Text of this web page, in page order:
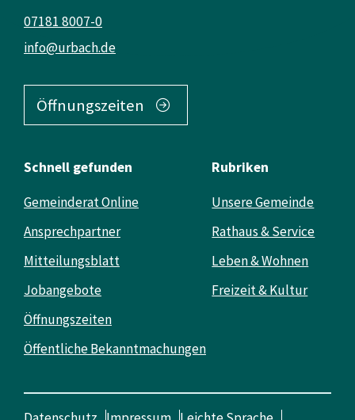
info@urbach.de
07181 8007-0
Öffnungszeiten
Schnell gefunden
Gemeinderat Online
Ansprechpartner
Mitteilungsblatt
Jobangebote
Öffnungszeiten
Öffentliche Bekanntmachungen
Rubriken
Unsere Gemeinde
Rathaus & Service
Leben & Wohnen
Freizeit & Kultur